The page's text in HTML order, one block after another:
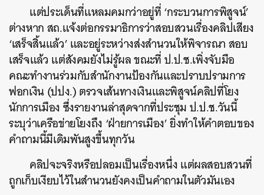
แต่ประเด็นที่แหลมคมกว่าอยู่ที่ ‘กระบวนการพิสูจน์’
ต่างหาก สถ.แจ้งต่อกรรมาธิการว่าสอบสวนเรื่องคลิปเสียง
‘เสร็จสิ้นแล้ว’ และอยู่ระหว่างส่งสำนวนให้พิจารณา สอบ
เสร็จแล้ว แต่สังคมยังไม่รู้ผล ขณะที่ ป.ป.ช.เพิ่งจับมือ
คณะทำงานร่วมกับสำนักงานป้องกันและปราบปรามการ
ฟอกเงิน (ปปง.) ตรวจเส้นทางเงินและพิสูจน์คลิปที่โยง
นักการเมือง ซึ่งรายงานล่าสุดจากที่ประชุม ป.ป.ช.วันนี้
ระบุว่าเครือข่ายโยงถึง ‘ฝ่ายการเมือง’ ยิ่งทำให้คำตอบของ
คำถามนี้มีเดิมพันสูงขึ้นทุกวัน
คลิปจะจริงหรือปลอมเป็นเรื่องหนึ่ง แต่ผลสอบสวนที่
ถูกเก็บเงียบไว้ในสำนวนยังคงเป็นคำถามในตัวมันเอง